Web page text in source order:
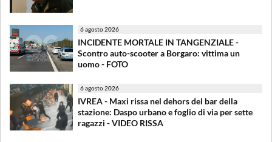
6 agosto 2026
INCIDENTE MORTALE IN TANGENZIALE -
Scontro auto-scooter a Borgaro: vittima un
uomo - FOTO
6 agosto 2026
IVREA - Maxi rissa nel dehors del bar della
stazione: Daspo urbano e foglio di via per sette
ragazzi - VIDEO RISSA